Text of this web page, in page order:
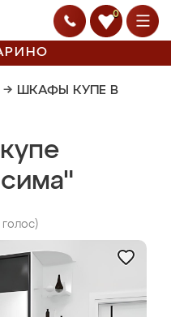
0
→ ШКАФЫ КУПЕ В
голос)